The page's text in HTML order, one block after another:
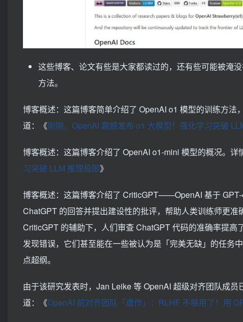
这些博客、论文有些是大家都读过的，还有些可能被淹
方法。
博客概述：这篇博客简单介绍了 OpenAI o1 模型的训练方
道：《刚刚，OpenAI 震撼发布 o1 大模型！强化学习突破
博客概述：这篇博客介绍了 OpenAI o1-mini 模型的概况。详
习突破 LLM 推理极限》
博客概述：这篇博客介绍了 CriticGPT——OpenAI 基于
ChatGPT 的回答并提出建设性的批评，帮助人类训练师更
CriticGPT 的辅助下，人们审查 ChatGPT 代码的准确率提
发现错误，它们甚至能在一些被认为是「完美无缺」的任务
点超纲。
由于该研究发表时，Jan Leike 等 OpenAI 超级对齐团队成
道：《OpenAI 前对齐团队「遗作」：RLHF 不够用了！用